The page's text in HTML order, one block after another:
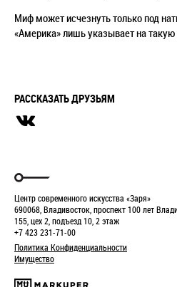
Миф может исчезнуть только под
«Америка» лишь указывает на
РАССКАЗАТЬ ДРУЗЬЯМ
Центр современного искусства «Заря»
690068, Владивосток, проспект 100 лет
155, цех 2, подъезд 10, 2 этаж
+7 423 231-71-00
Политика Конфиденциальности
Имущество